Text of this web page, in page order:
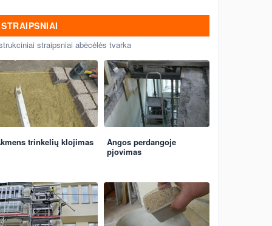
STRAIPSNIAI
straipsniai abėcėlės tvarka
trinkelių klojimas
Angos perdangoje
pjovimas